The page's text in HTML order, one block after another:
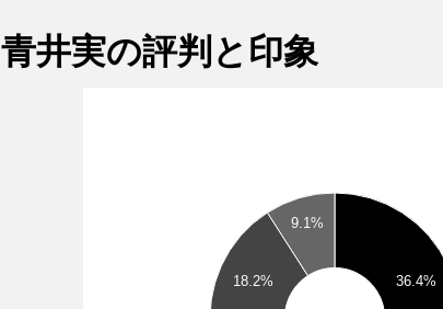
青井実の評判と印象
36.4%
9.1%
18.2%